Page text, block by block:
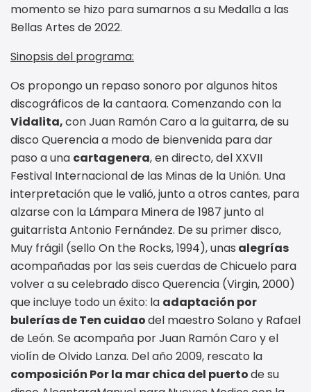
momento se hizo para sumarnos a su Medalla a las
Bellas Artes de 2022.
Sinopsis del programa:
Os propongo un repaso sonoro por algunos hitos
discográficos de la cantaora. Comenzando con la
Vidalita,con Juan Ramón Caro a la guitarra, de su
disco Querencia a modo de bienvenida para dar
paso a una cartagenera, en directo, del XXVII
Festival Internacional de las Minas de la Unión. Una
interpretación que le valió, junto a otros cantes, para
alzarse con la Lámpara Minera de 1987 junto al
guitarrista Antonio Fernández. De su primer disco,
Muy frágil (sello On the Rocks, 1994), unas alegrías
acompañadas por las seis cuerdas de Chicuelo para
volver a su celebrado disco Querencia (Virgin, 2000)
que incluye todo un éxito: la adaptación por
bulerías de Ten cuidaodel maestro Solano y Rafael
de León. Se acompaña por Juan Ramón Caro y el
violín de Olvido Lanza. Del año 2009, rescato la
composición Por la mar chica del puertode su